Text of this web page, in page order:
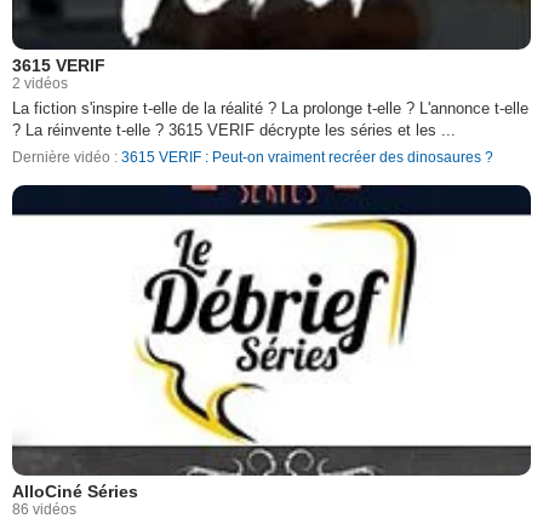
3615 VERIF
2 vidéos
La fiction s'inspire t-elle de la réalité ? La prolonge t-elle ? L'annonce t-elle
? La réinvente t-elle ? 3615 VERIF décrypte les séries et les ...
Dernière vidéo : 3615 VERIF : Peut-on vraiment recréer des dinosaures ?
AlloCiné Séries
86 vidéos